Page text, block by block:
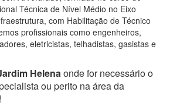
Técnica de Nível Médio no Eixo
com Habilitação de Técnico
profissionais como engenheiros,
eletricistas, telhadistas, gasistas e
Helenaonde for necessário o
ou perito na área da